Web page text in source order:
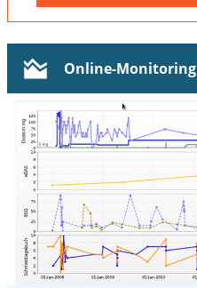
Online-Monitoring